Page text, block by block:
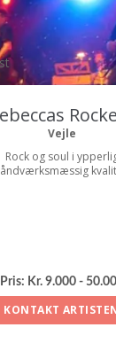
Vejle
Rock og soul i
Pris: Kr. 9.000 -
KONTAKT